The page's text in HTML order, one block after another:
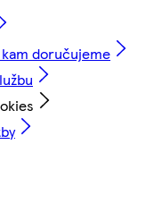
doručujeme